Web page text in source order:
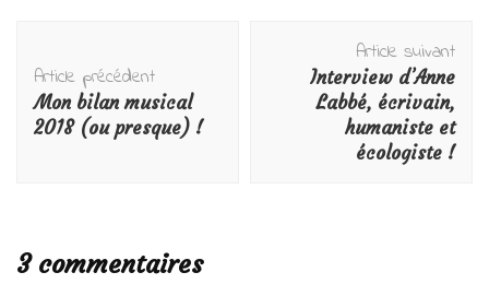
d'article
Article précédent
Mon bilan musical
2018 (ou presque) !
Article suivant
Interview d’Anne
Labbé, écrivain,
humaniste et
écologiste !
3 commentaires